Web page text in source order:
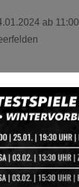
ab 11:00